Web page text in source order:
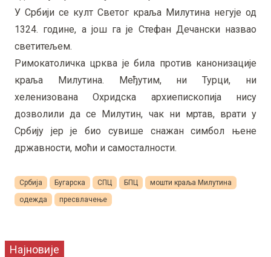
У Србији се култ Светог краља Милутина негује од
1324. године, а још га је Стефан Дечански назвао
светитељем.
Римокатоличка црква је била против канонизације
краља Милутина. Међутим, ни Турци, ни
хеленизована Охридска архиепископија нису
дозволили да се Милутин, чак ни мртав, врати у
Србију јер је био сувише снажан симбол њене
државности, моћи и самосталности.
Србија Бугарска СПЦ БПЦ
мошти краља Милутина
одежда
пресвлачење
Најновије